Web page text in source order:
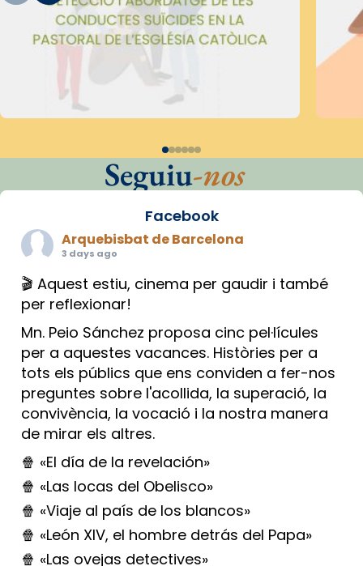
Seguiu-nos
Facebook
Arquebisbat de Barcelona
3 days ago
🎬 Aquest estiu, cinema per gaudir i també
per reflexionar!
Mn. Peio Sánchez proposa cinc pel·lícules
per a aquestes vacances. Històries per a
tots els públics que ens conviden a fer-nos
preguntes sobre l'acollida, la superació, la
convivència, la vocació i la nostra manera
de mirar els altres.
🍿 «El día de la revelación»
🍿 «Las locas del Obelisco»
🍿 «Viaje al país de los blancos»
🍿 «León XIV, el hombre detrás del Papa»
🍿 «Las ovejas detectives»